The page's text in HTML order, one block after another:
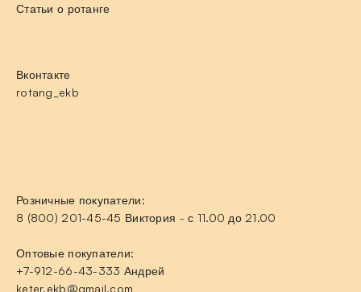
Статьи о ротанге
Вконтакте
rotang_ekb
Розничные покупатели:
8 (800) 201-45-45 Виктория - с 11.00 до 21.00
Оптовые покупатели:
+7-912-66-43-333 Андрей
keter.ekb@gmail.com